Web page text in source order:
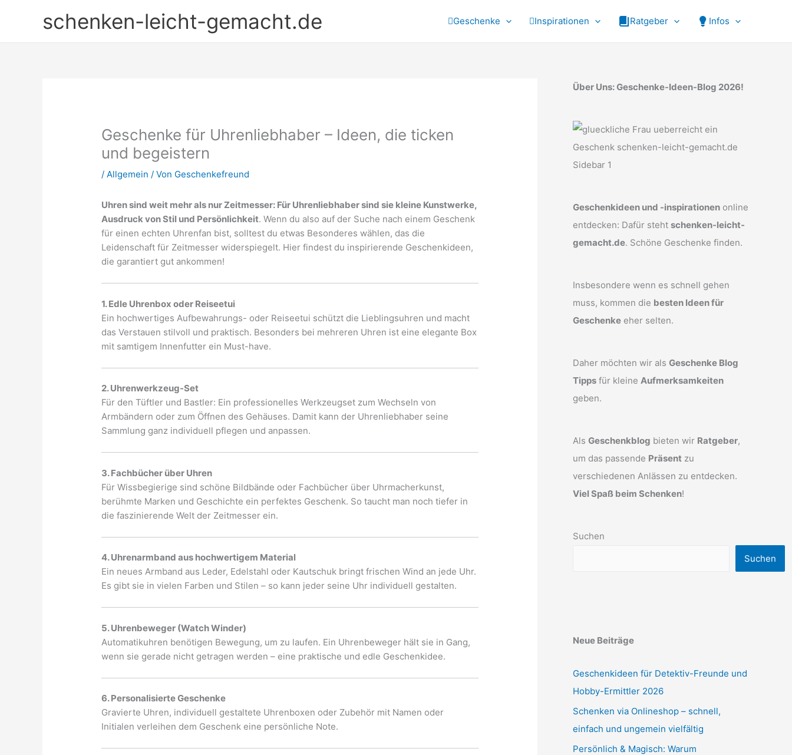
schenken-leicht-gemacht.de Geschenke Inspirationen Ratgeber Infos
Geschenke für Uhrenliebhaber – Ideen, die ticken
und begeistern
/Allgemein / Von Geschenkefreund
Uhren sind weit mehr als nur Zeitmesser: Für Uhrenliebhaber sind sie kleine Kunstwerke,
Ausdruck von Stil und Persönlichkeit. Wenn du also auf der Suche nach einem Geschenk
für einen echten Uhrenfan bist, solltest du etwas Besonderes wählen, das die
Leidenschaft für Zeitmesser widerspiegelt. Hier findest du inspirierende Geschenkideen,
die garantiert gut ankommen!
1. Edle Uhrenbox oder Reiseetui
Ein hochwertiges Aufbewahrungs- oder Reiseetui schützt die Lieblingsuhren und macht
das Verstauen stilvoll und praktisch. Besonders bei mehreren Uhren ist eine elegante Box
mit samtigem Innenfutter ein Must-have.
2. Uhrenwerkzeug-Set
Für den Tüftler und Bastler: Ein professionelles Werkzeugset zum Wechseln von
Armbändern oder zum Öffnen des Gehäuses. Damit kann der Uhrenliebhaber seine
Sammlung ganz individuell pflegen und anpassen.
3. Fachbücher über Uhren
Für Wissbegierige sind schöne Bildbände oder Fachbücher über Uhrmacherkunst,
berühmte Marken und Geschichte ein perfektes Geschenk. So taucht man noch tiefer in
die faszinierende Welt der Zeitmesser ein.
4. Uhrenarmband aus hochwertigem Material
Ein neues Armband aus Leder, Edelstahl oder Kautschuk bringt frischen Wind an jede Uhr.
Es gibt sie in vielen Farben und Stilen – so kann jeder seine Uhr individuell gestalten.
5. Uhrenbeweger (Watch Winder)
Automatikuhren benötigen Bewegung, um zu laufen. Ein Uhrenbeweger hält sie in Gang,
wenn sie gerade nicht getragen werden – eine praktische und edle Geschenkidee.
6. Personalisierte Geschenke
Gravierte Uhren, individuell gestaltete Uhrenboxen oder Zubehör mit Namen oder
Initialen verleihen dem Geschenk eine persönliche Note.
Über Uns: Geschenke-Ideen-Blog 2026!
Geschenkideen und -inspirationen online
entdecken: Dafür steht schenken-leicht-
gemacht.de. Schöne Geschenke finden.
Insbesondere wenn es schnell gehen
muss, kommen die besten Ideen für
Geschenke eher selten.
Daher möchten wir als Geschenke Blog
Tipps für kleine Aufmerksamkeiten
geben.
Als Geschenkblog bieten wir Ratgeber,
um das passende Präsent zu
verschiedenen Anlässen zu entdecken.
Viel Spaß beim Schenken!
Suchen
Suchen
Neue Beiträge
Geschenkideen für Detektiv-Freunde und
Hobby-Ermittler 2026
Schenken via Onlineshop – schnell,
einfach und ungemein vielfältig
Persönlich & Magisch: Warum